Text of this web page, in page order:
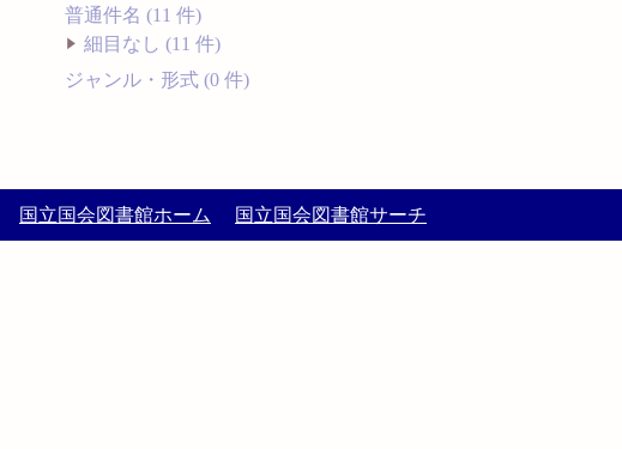
普通件名 (11 件)
細目なし (11 件)
ジャンル・形式 (0 件)
国立国会図書館ホーム 国立国会図書館サーチ